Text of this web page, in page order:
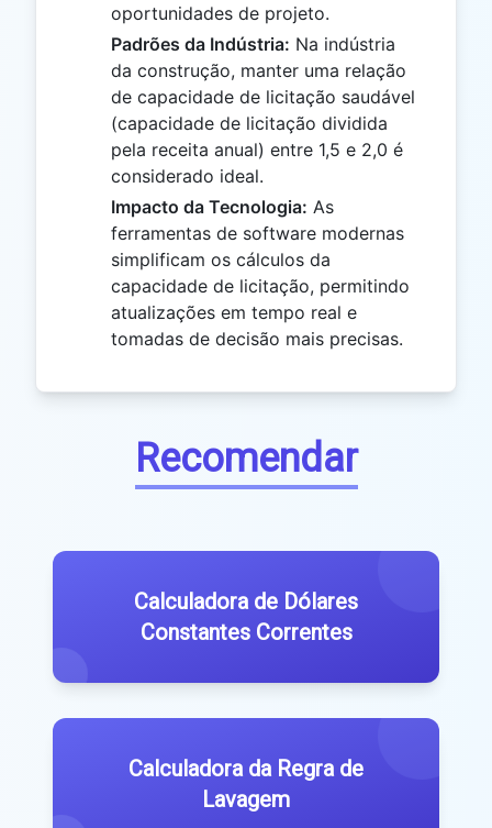
oportunidades de projeto.
Padrões da Indústria: Na indústria
da construção, manter uma relação
de capacidade de licitação saudável
(capacidade de licitação dividida
pela receita anual) entre 1,5 e 2,0 é
considerado ideal.
Impacto da Tecnologia: As
ferramentas de software modernas
simplificam os cálculos da
capacidade de licitação, permitindo
atualizações em tempo real e
tomadas de decisão mais precisas.
Recomendar
Calculadora de Dólares
Constantes Correntes
Calculadora da Regra de
Lavagem